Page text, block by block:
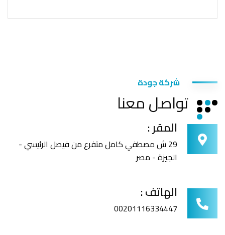
شركة جودة
تواصل معنا
المقر :
29 ش مصطفي كامل متفرع من فيصل الرئيسي -
الجيزة - مصر
الهاتف :
00201116334447